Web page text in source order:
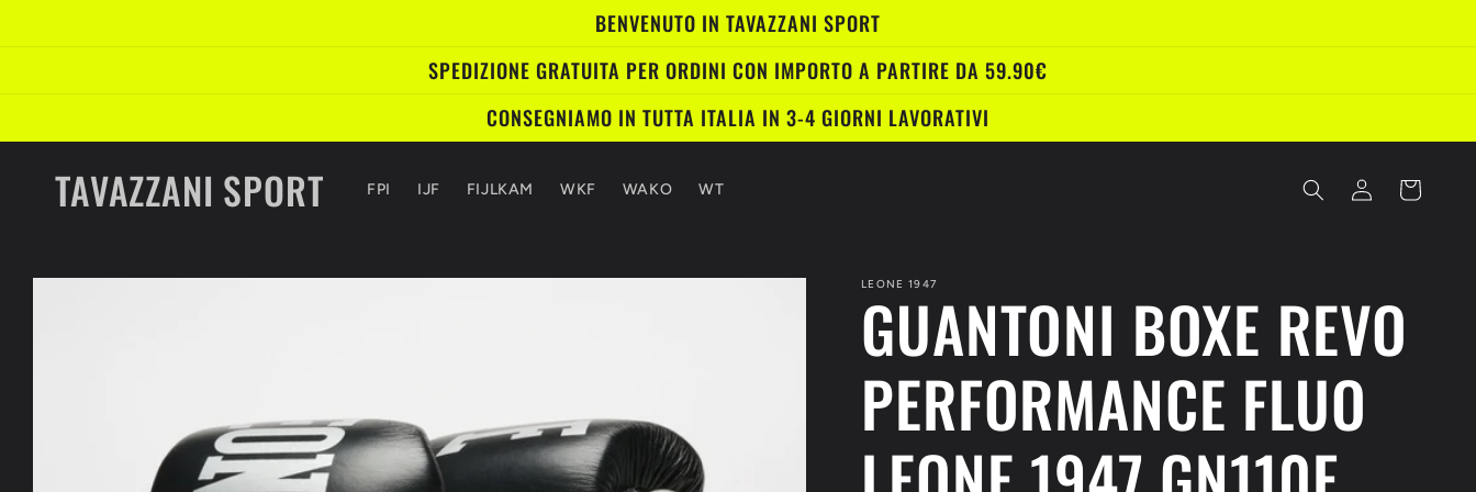
BENVENUTO IN TAVAZZANI SPORT
SPEDIZIONE GRATUITA PER ORDINI CON IMPORTO A PARTIRE DA 59.90€
CONSEGNIAMO IN TUTTA ITALIA IN 3-4 GIORNI LAVORATIVI
TAVAZZANI SPORT FPI IJF FIJLKAM WKF WAKO WT Accedi Carrello
Passa alle
LEONE 1947
GUANTONI BOXE REVO
PERFORMANCE FLUO